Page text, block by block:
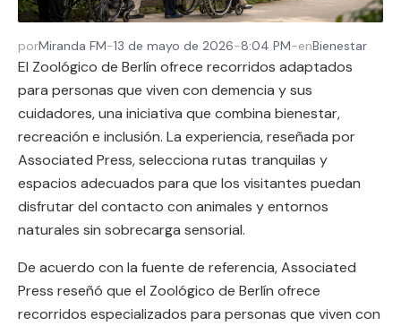
porMiranda FM-13 de mayo de 2026-8:04 PM-enBienestar
El Zoológico de Berlín ofrece recorridos adaptados
para personas que viven con demencia y sus
cuidadores, una iniciativa que combina bienestar,
recreación e inclusión. La experiencia, reseñada por
Associated Press, selecciona rutas tranquilas y
espacios adecuados para que los visitantes puedan
disfrutar del contacto con animales y entornos
naturales sin sobrecarga sensorial.
De acuerdo con la fuente de referencia, Associated
Press reseñó que el Zoológico de Berlín ofrece
recorridos especializados para personas que viven con